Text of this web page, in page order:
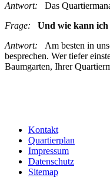
Antwort: Das
Frage:
Und wie kann ich
Antwort: Am besten in
besprechen. Wer tiefer
Baumgarten, Ihrer
Kontakt
Quartierplan
Impressum
Datenschutz
Sitemap